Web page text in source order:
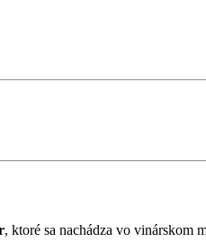
, ktoré sa nachádza vo vinárskom